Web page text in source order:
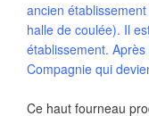
ancien
halle de coulée). Il
établissement.
Compagnie qui
Ce haut fourneau